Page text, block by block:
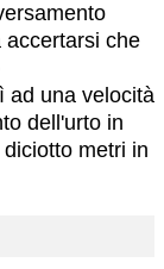
accertarsi che
ad una velocità
dell'urto in
metri in